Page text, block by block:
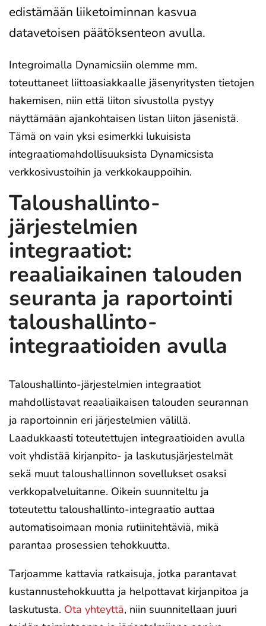
edistämään liiketoiminnan kasvua
datavetoisen päätöksenteon avulla.
Integroimalla Dynamicsiin olemme mm.
toteuttaneet liittoasiakkaalle jäsenyritysten tietojen
hakemisen, niin että liiton sivustolla pystyy
näyttämään ajankohtaisen listan liiton jäsenistä.
Tämä on vain yksi esimerkki lukuisista
integraatiomahdollisuuksista Dynamicsista
verkkosivustoihin ja verkkokauppoihin.
Taloushallinto-
järjestelmien
integraatiot:
reaaliaikainen talouden
seuranta ja raportointi
taloushallinto-
integraatioiden avulla
Taloushallinto-järjestelmien integraatiot
mahdollistavat reaaliaikaisen talouden seurannan
ja raportoinnin eri järjestelmien välillä.
Laadukkaasti toteutettujen integraatioiden avulla
voit yhdistää kirjanpito- ja laskutusjärjestelmät
sekä muut taloushallinnon sovellukset osaksi
verkkopalveluitanne. Oikein suunniteltu ja
toteutettu taloushallinto-integraatio auttaa
automatisoimaan monia rutiinitehtäviä, mikä
parantaa prosessien tehokkuutta.
Tarjoamme kattavia ratkaisuja, jotka parantavat
kustannustehokkuutta ja helpottavat kirjanpitoa ja
laskutusta. Ota yhteyttä, niin suunnitellaan juuri